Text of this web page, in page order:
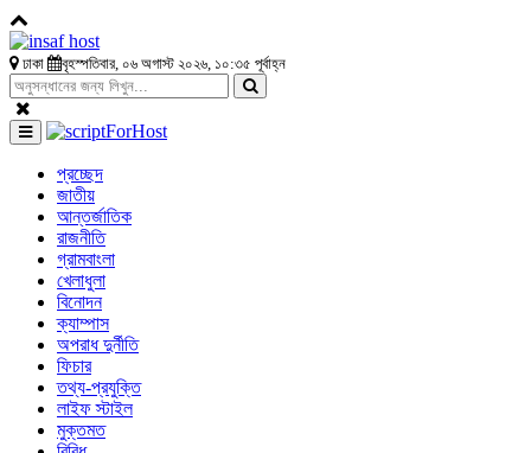
ঢাকা বৃহস্পতিবার, ০৬ অগাস্ট ২০২৬, ১০:৩৫ পূর্বাহ্ন
প্রচ্ছেদ
জাতীয়
আন্তর্জাতিক
রাজনীতি
গ্রামবাংলা
খেলাধুলা
বিনোদন
ক্যাম্পাস
অপরাধ দুর্নীতি
ফিচার
তথ্য-প্রযুক্তি
লাইফ স্টাইল
মুক্তমত